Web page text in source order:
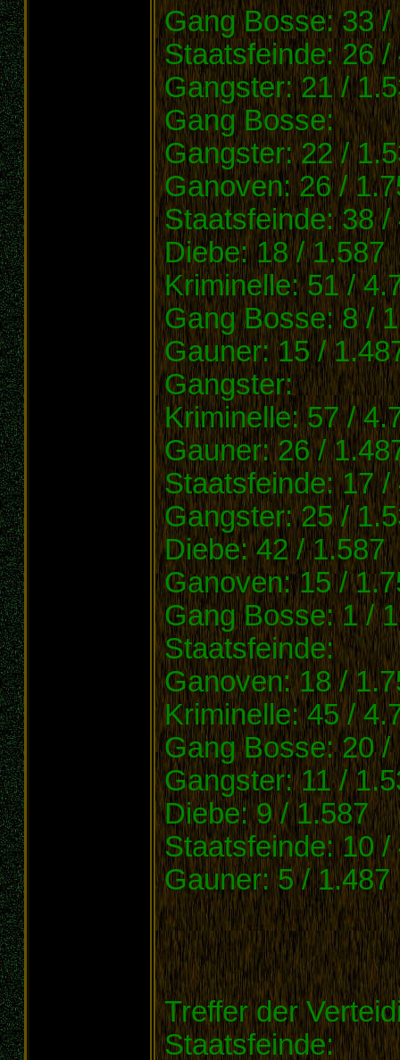
Gang Bosse: 33 /
Staatsfeinde: 26 /
Gangster: 21 /
Gang Bosse:
Gangster: 22 /
Ganoven: 26 /
Staatsfeinde: 38 /
Diebe: 18 / 1.587
Kriminelle: 51 /
Gang Bosse: 8 /
Gauner: 15 /
Gangster:
Kriminelle: 57 /
Gauner: 26 /
Staatsfeinde: 17 /
Gangster: 25 /
Diebe: 42 / 1.587
Ganoven: 15 /
Gang Bosse: 1 /
Staatsfeinde:
Ganoven: 18 /
Kriminelle: 45 /
Gang Bosse: 20 /
Gangster: 11 /
Diebe: 9 / 1.587
Staatsfeinde: 10 /
Gauner: 5 / 1.487
Treffer der
Staatsfeinde: